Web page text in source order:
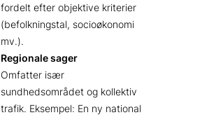
fordelt efter objektive kriterier
(befolkningstal, socioøkonomi
mv.).
Regionale sager
Omfatter især
sundhedsområdet og kollektiv
trafik. Eksempel: En ny national